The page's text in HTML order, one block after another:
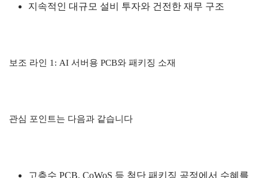
지속적인 대규모 설비 투자와 건전한 재무 구조
보조 라인 1: AI 서버용 PCB와 패키징 소재
관심 포인트는 다음과 같습니다
고층수 PCB, CoWoS 등 첨단 패키징 공정에서 수혜를